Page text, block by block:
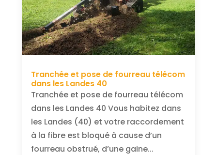
Tranchée et pose de fourreau télécom
dans les Landes 40
Tranchée et pose de fourreau télécom
dans les Landes 40 Vous habitez dans
les Landes (40) et votre raccordement
à la fibre est bloqué à cause d’un
fourreau obstrué, d’une gaine...